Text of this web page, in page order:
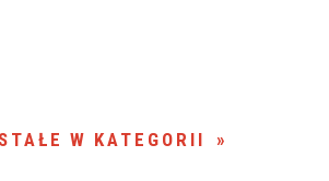
W KATEGORII